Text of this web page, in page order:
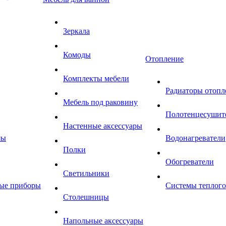
приборы
Зеркала
Комоды
Комплекты мебели
Мебель под раковину
Настенные аксессуары
Полки
Светильники
Столешницы
Напольные аксессуары
Отопление
Радиаторы
Водонагреватели
Обогреватели
Системы